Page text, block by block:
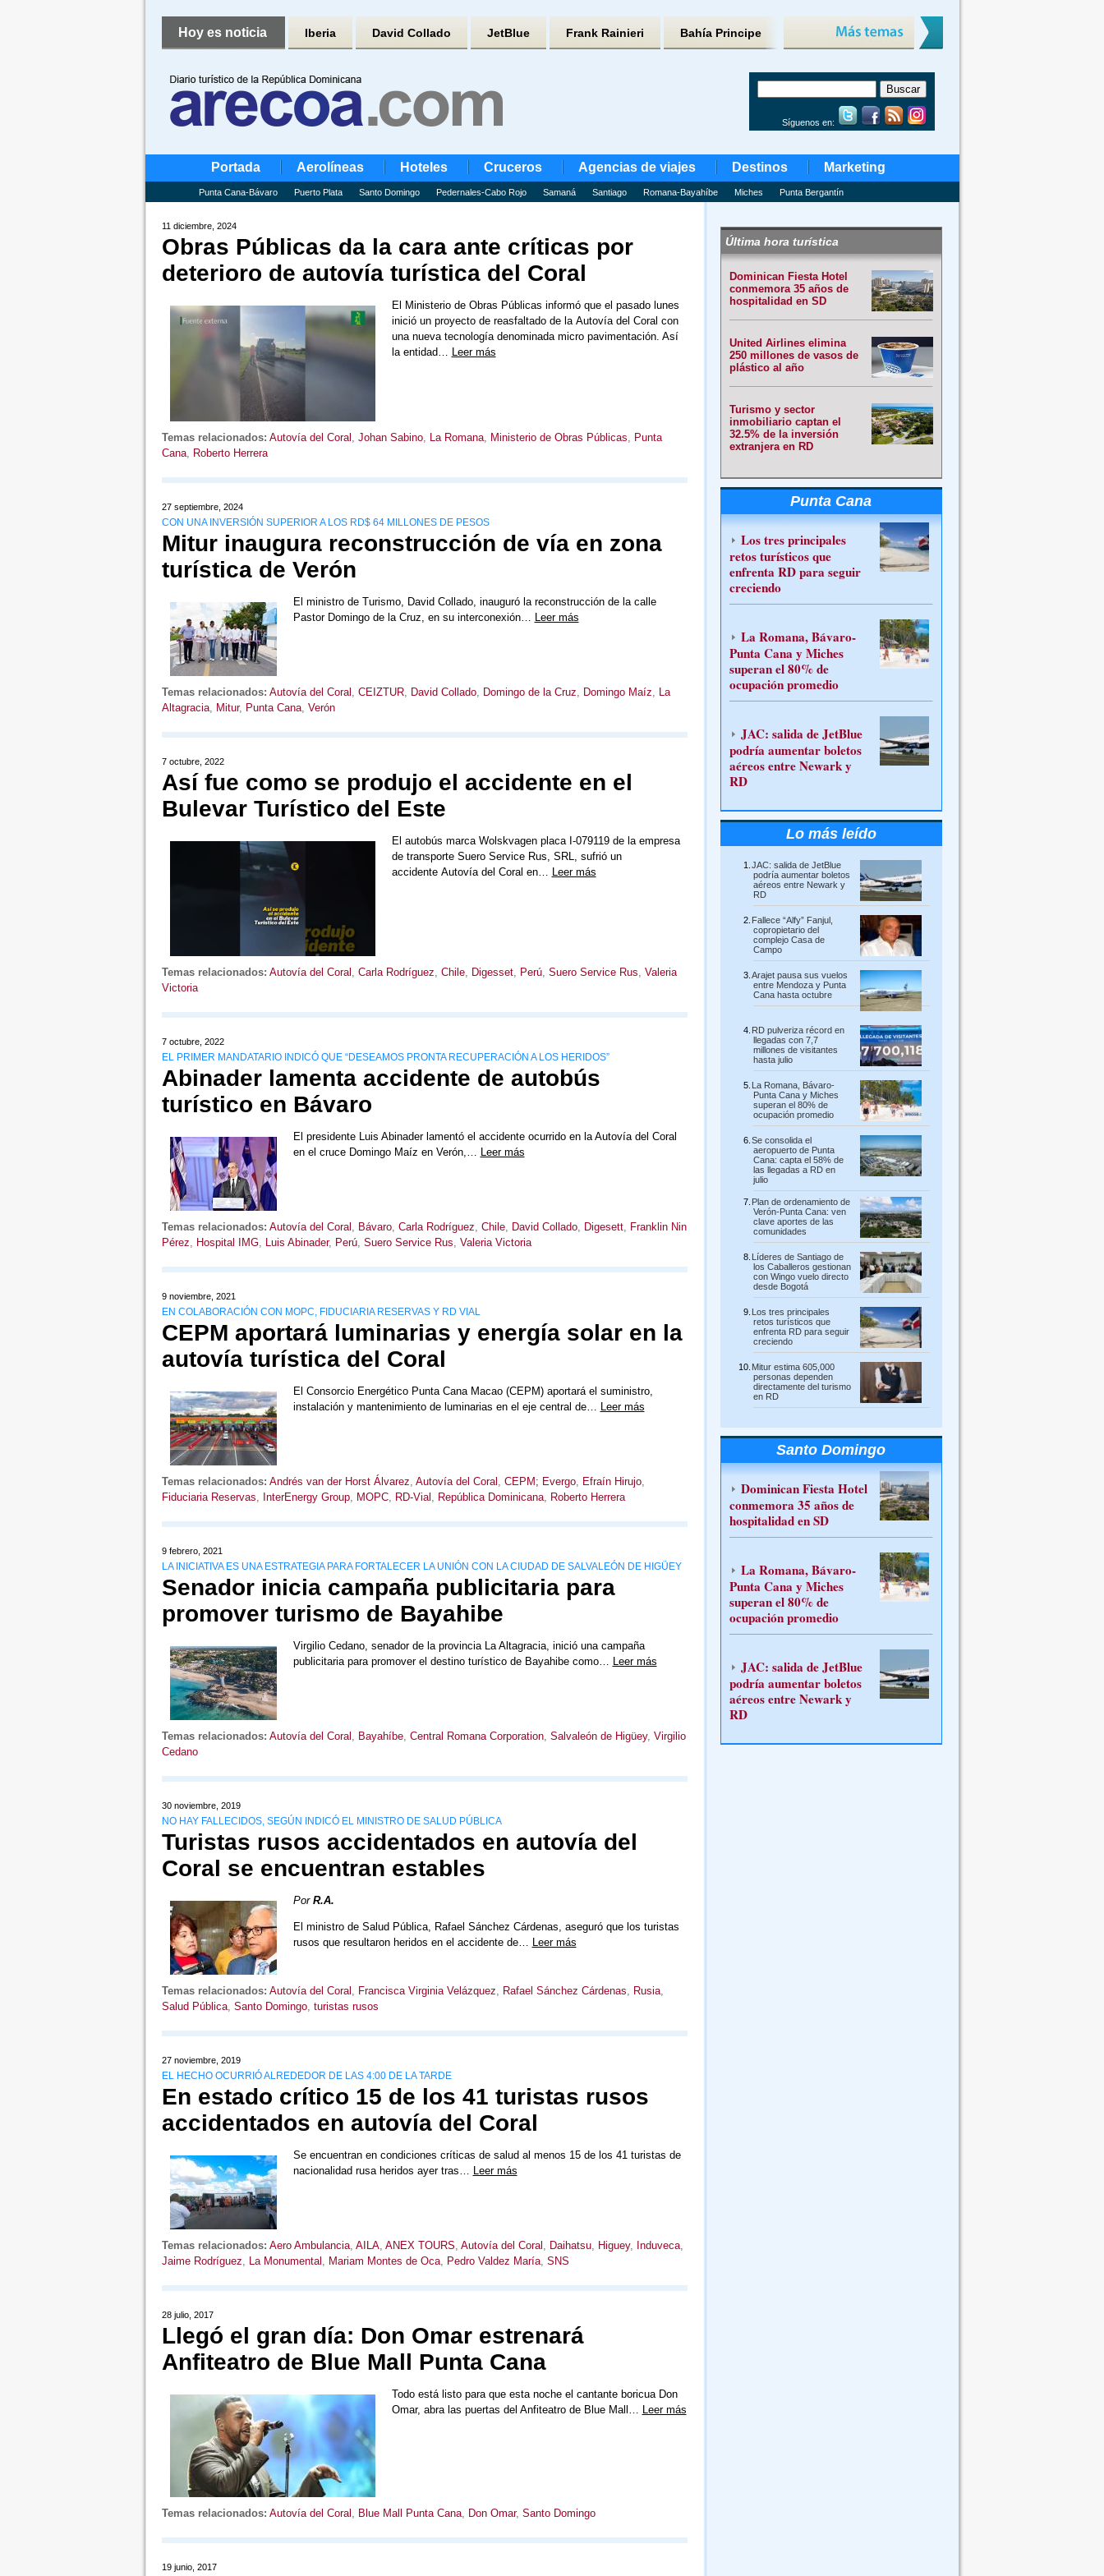
Hoy es noticia Iberia David Collado JetBlue Frank Rainieri Bahía Principe
Síguenos en:
Portada Aerolíneas Hoteles Cruceros Agencias de viajes Destinos Marketing
Punta Cana-Bávaro Puerto Plata Santo Domingo Pedernales-Cabo Rojo Samaná Santiago Romana-Bayahíbe Miches Punta Bergantín
11 diciembre, 2024
Obras Públicas da la cara ante críticas por
deterioro de autovía turística del Coral
El Ministerio de Obras Públicas informó que el pasado lunes
inició un proyecto de reasfaltado de la Autovía del Coral con
una nueva tecnología denominada micro pavimentación. Así
la entidad… Leer más
Temas relacionados: Autovía del Coral Johan Sabino, La Romana, Ministerio de Obras Públicas
Punta
Cana, Roberto Herrera
27 septiembre, 2024
CON UNA INVERSIÓN SUPERIOR A LOS RD$ 64 MILLONES DE PESOS
Mitur inaugura reconstrucción de vía en zona
turística de Verón
El ministro de Turismo, David Collado, inauguró la reconstrucción de la calle
Pastor Domingo de la Cruz, en su interconexión… Leer más
Temas relacionados: Autovía del Coral CEIZTUR, David Collado, Domingo de la Cruz Domingo Maíz
La
Altagracia, Mitur, Punta Cana, Verón
7 octubre, 2022
Así fue como se produjo el accidente en el
Bulevar Turístico del Este
El autobús marca Wolskvagen placa I-079119 de la empresa
de transporte Suero Service Rus, SRL, sufrió un
accidente Autovía del Coral en… Leer más
Temas relacionados: Autovía del Coral , Carla Rodríguez, Chile, Digesset, Perú, Suero Service Rus, Valeria
Victoria
7 octubre, 2022
EL PRIMER MANDATARIO INDICÓ QUE “DESEAMOS PRONTA RECUPERACIÓN A LOS HERIDOS”
Abinader lamenta accidente de autobús
turístico en Bávaro
El presidente Luis Abinader lamentó el accidente ocurrido en la Autovía del Coral
en el cruce Domingo Maíz en Verón,… Leer más
Temas relacionados: Autovía del Coral , Bávaro, Carla Rodríguez, Chile, David Collado, Digesett, Franklin Nin
Pérez, Hospital IMG, Luis Abinader, Perú, Suero Service Rus, Valeria Victoria
9 noviembre, 2021
EN COLABORACIÓN CON MOPC, FIDUCIARIA RESERVAS Y RD VIAL
CEPM aportará luminarias y energía solar en la
autovía turística del Coral
El Consorcio Energético Punta Cana Macao (CEPM) aportará el suministro,
instalación y mantenimiento de luminarias en el eje central de… Leer más
Temas relacionados: Andrés van der Horst Álvarez, Autovía del Coral , CEPM; Evergo, Efraín Hirujo,
Fiduciaria Reservas, InterEnergy Group, MOPC, RD-Vial , República Dominicana, Roberto Herrera
9 febrero, 2021
LA INICIATIVA ES UNA ESTRATEGIA PARA FORTALECER LA UNIÓN CON LA CIUDAD DE SALVALEÓN DE HIGÜEY
Senador inicia campaña publicitaria para
promover turismo de Bayahibe
Virgilio Cedano, senador de la provincia La Altagracia, inició una campaña
publicitaria para promover el destino turístico de Bayahibe como… Leer más
Temas relacionados: Autovía del Coral , Bayahíbe, Central Romana Corporation, Salvaleón de Higüey, Virgilio
Cedano
30 noviembre, 2019
NO HAY FALLECIDOS, SEGÚN INDICÓ EL MINISTRO DE SALUD PÚBLICA
Turistas rusos accidentados en autovía del
Coral se encuentran estables
Por R.A.
El ministro de Salud Pública, Rafael Sánchez Cárdenas, aseguró que los turistas
rusos que resultaron heridos en el accidente de… Leer más
Temas relacionados: Autovía del Coral , Francisca Virginia Velázquez, Rafael Sánchez Cárdenas, Rusia,
Salud Pública, Santo Domingo, turistas rusos
27 noviembre, 2019
EL HECHO OCURRIÓ ALREDEDOR DE LAS 4:00 DE LA TARDE
En estado crítico 15 de los 41 turistas rusos
accidentados en autovía del Coral
Se encuentran en condiciones críticas de salud al menos 15 de los 41 turistas de
nacionalidad rusa heridos ayer tras… Leer más
Temas relacionados: Aero Ambulancia, AILA, ANEX TOURS, Autovía del Coral , Daihatsu, Higuey, Induveca,
Jaime Rodríguez, La Monumental , Mariam Montes de Oca, Pedro Valdez María, SNS
28 julio, 2017
Llegó el gran día: Don Omar estrenará
Anfiteatro de Blue Mall Punta Cana
Todo está listo para que esta noche el cantante boricua Don
Omar, abra las puertas del Anfiteatro de Blue Mall… Leer más
Temas relacionados: Autovía del Coral , Blue Mall Punta Cana, Don Omar, Santo Domingo
19 junio, 2017
Última hora turística
Dominican Fiesta Hotel
conmemora 35 años de
hospitalidad en SD
United Airlines elimina
250 millones de vasos de
plástico al año
Turismo y sector
inmobiliario captan el
32.5% de la inversión
extranjera en RD
Punta Cana
Los tres principales
retos turísticos que
enfrenta RD para seguir
creciendo
La Romana, Bávaro-
Punta Cana y Miches
superan el 80% de
ocupación promedio
JAC: salida de JetBlue
podría aumentar boletos
aéreos entre Newark y
RD
Lo más leído
JAC: salida de JetBlue
podría aumentar boletos
aéreos entre Newark y
RD
Fallece “Alfy” Fanjul,
copropietario del
complejo Casa de
Campo
Arajet pausa sus vuelos
entre Mendoza y Punta
Cana hasta octubre
RD pulveriza récord en
llegadas con 7,7
millones de visitantes
hasta julio
La Romana, Bávaro-
Punta Cana y Miches
superan el 80% de
ocupación promedio
Se consolida el
aeropuerto de Punta
Cana: capta el 58% de
las llegadas a RD en
julio
Plan de ordenamiento de
Verón-Punta Cana: ven
clave aportes de las
comunidades
Líderes de Santiago de
los Caballeros gestionan
con Wingo vuelo directo
desde Bogotá
Los tres principales
retos turísticos que
enfrenta RD para seguir
creciendo
Mitur estima 605,000
personas dependen
directamente del turismo
en RD
Santo Domingo
Dominican Fiesta Hotel
conmemora 35 años de
hospitalidad en SD
La Romana, Bávaro-
Punta Cana y Miches
superan el 80% de
ocupación promedio
JAC: salida de JetBlue
podría aumentar boletos
aéreos entre Newark y
RD